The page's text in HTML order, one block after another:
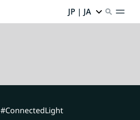
JP | JA
#ConnectedLight